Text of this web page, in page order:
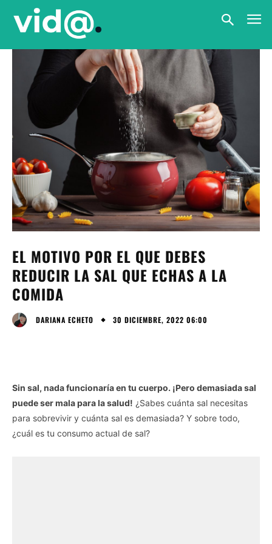
EL MOTIVO POR EL QUE DEBES
REDUCIR LA SAL QUE ECHAS A LA
COMIDA
DARIANA ECHETO 30 DICIEMBRE, 2022 06:00
Sin sal, nada funcionaría en tu cuerpo. ¡Pero demasiada sal
puede ser mala para la salud! ¿Sabes cuánta sal necesitas
para sobrevivir y cuánta sal es demasiada? Y sobre todo,
¿cuál es tu consumo actual de sal?